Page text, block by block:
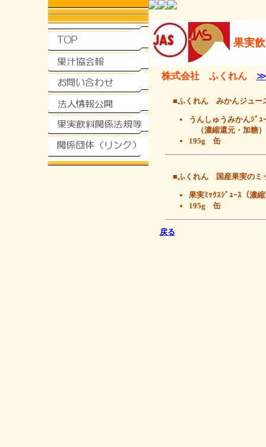
果実
株式会社 ふくれん ≫
■ふくれん みかんジュー
うんしゅうみかんｼﾞｭ
（濃縮還元・加糖）
195g 缶
■ふくれん 国産果実のミ
果実ﾐｯｸｽｼﾞｭｰｽ（濃
195g 缶
戻る